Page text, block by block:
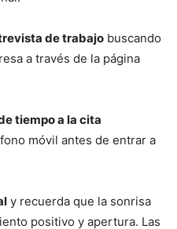
de trabajo buscando
a través de la página
tiempo a la cita
móvil antes de entrar a
y recuerda que la sonrisa
positivo y apertura. Las